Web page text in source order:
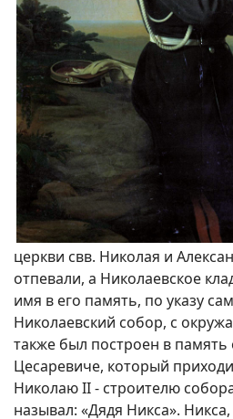
церкви свв. Николая и
отпевали, а Николаевское
имя в его память, по указу
Николаевский собор, с
также был построен в
Цесаревиче, который
Николаю II - строителю
называл: «Дядя Никса». Никса,